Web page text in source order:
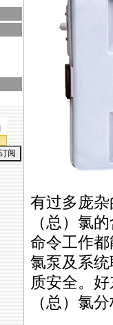
有过多庞
（总）氯
命令工作
氯泵及系
质安全。
（总）氯